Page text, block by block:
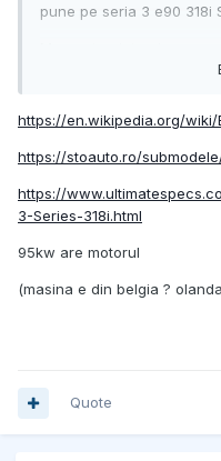
pune pe seria 3 e90 318i
https://en.wikipedia.org/wiki/
https://stoauto.ro/
https://
3-Series-318i.html
95kw are motorul
(masina e din belgia ?
Quote